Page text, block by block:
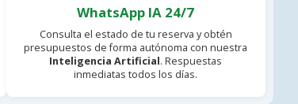
WhatsApp IA 24/7
Consulta el estado de tu reserva y obtén
presupuestos de forma autónoma con nuestra
Inteligencia Artificial. Respuestas
inmediatas todos los días.